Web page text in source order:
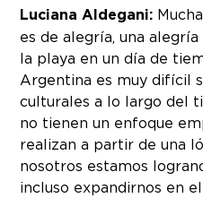
Luciana Aldegani:
es de alegría, una
la playa en un día de
Argentina es muy difícil
culturales a lo largo del
no tienen un enfoque
realizan a partir de una
nosotros estamos
incluso expandirnos en